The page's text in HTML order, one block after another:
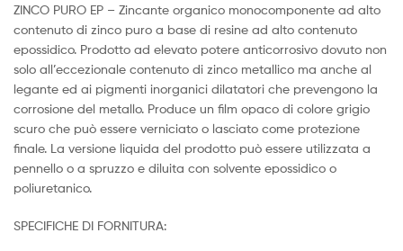
ZINCO PURO EP – Zincante organico monocomponente ad alto
contenuto di zinco puro a base di resine ad alto contenuto
epossidico. Prodotto ad elevato potere anticorrosivo dovuto non
solo all’eccezionale contenuto di zinco metallico ma anche al
legante ed ai pigmenti inorganici dilatatori che prevengono la
corrosione del metallo. Produce un film opaco di colore grigio
scuro che può essere verniciato o lasciato come protezione
finale. La versione liquida del prodotto può essere utilizzata a
pennello o a spruzzo e diluita con solvente epossidico o
poliuretanico.
SPECIFICHE DI FORNITURA: